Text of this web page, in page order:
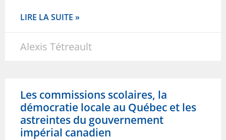
LIRE LA SUITE »
Alexis Tétreault
Les commissions scolaires, la
démocratie locale au Québec et les
astreintes du gouvernement
impérial canadien